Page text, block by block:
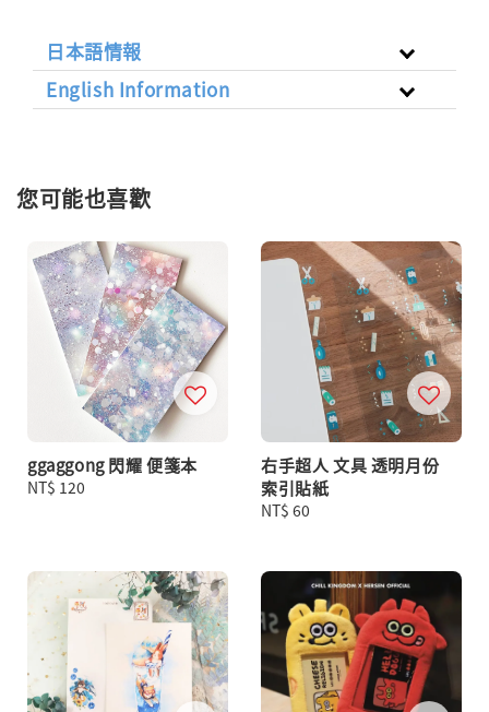
日本語情報
English Information
您可能也喜歡
ggaggong 閃耀 便箋本
Regular
NT$ 120
右手超人 文具 透明月份
索引貼紙
Regular
NT$ 60